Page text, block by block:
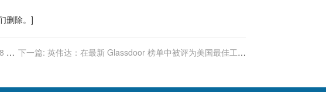
删除。]
日 下一篇: 英伟达：在最新 Glassdoor 榜单中被评为美国最佳工作